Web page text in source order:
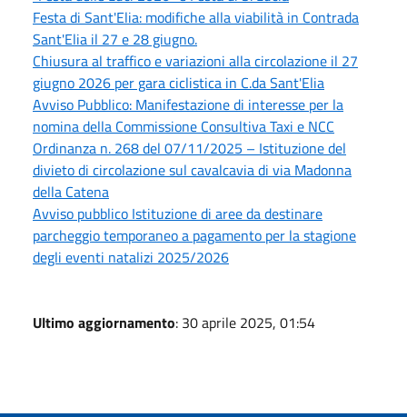
Festa di Sant'Elia: modifiche alla viabilità in Contrada
Sant'Elia il 27 e 28 giugno.
Chiusura al traffico e variazioni alla circolazione il 27
giugno 2026 per gara ciclistica in C.da Sant'Elia
Avviso Pubblico: Manifestazione di interesse per la
nomina della Commissione Consultiva Taxi e NCC
Ordinanza n. 268 del 07/11/2025 – Istituzione del
divieto di circolazione sul cavalcavia di via Madonna
della Catena
Avviso pubblico Istituzione di aree da destinare
parcheggio temporaneo a pagamento per la stagione
degli eventi natalizi 2025/2026
Ultimo aggiornamento: 30 aprile 2025, 01:54